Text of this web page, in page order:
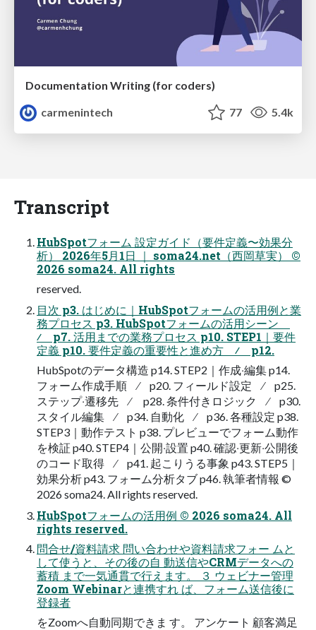
Documentation Writing (for coders)
carmenintech
77 5.4k
Transcript
HubSpotフォーム 設定ガイド（要件定義〜効果分
析） 2026年5⽉1⽇ ｜ soma24.net（⻄岡草実） ©
2026 soma24. All rights
reserved.
⽬次 p3. はじめに｜HubSpotフォームの活⽤例と業
務プロセス p3. HubSpotフォームの活⽤シーン
∕ p7. 活⽤までの業務プロセス p10. STEP1｜要件
定義 p10. 要件定義の重要性と進め⽅ ∕ p12.
HubSpotのデータ構造 p14. STEP2｜作成‧編集 p14.
フォーム作成⼿順 ∕ p20. フィールド設定 ∕ p25.
ステップ‧遷移先 ∕ p28. 条件付きロジック ∕ p30.
スタイル編集 ∕ p34. ⾃動化 ∕ p36. 各種設定 p38.
STEP3｜動作テスト p38. プレビューでフォーム動作
を検証 p40. STEP4｜公開‧設置 p40. 確認‧更新‧公開後
のコード取得 ∕ p41. 起こりうる事象 p43. STEP5｜
効果分析 p43. フォーム分析タブ p46. 執筆者情報 ©
2026 soma24. All rights reserved.
HubSpotフォームの活⽤例 © 2026 soma24. All
rights reserved.
問合せ/資料請求 問い合わせや資料請求フォー ムと
して使うと、その後の⾃ 動送信やCRMデータへの
蓄積 まで⼀気通貫で⾏えます。 ３ ウェビナー管理
Zoom Webinarと連携すれ ば、フォーム送信後に
登録者
をZoomへ⾃動同期できま す。 アンケート 顧客満⾜